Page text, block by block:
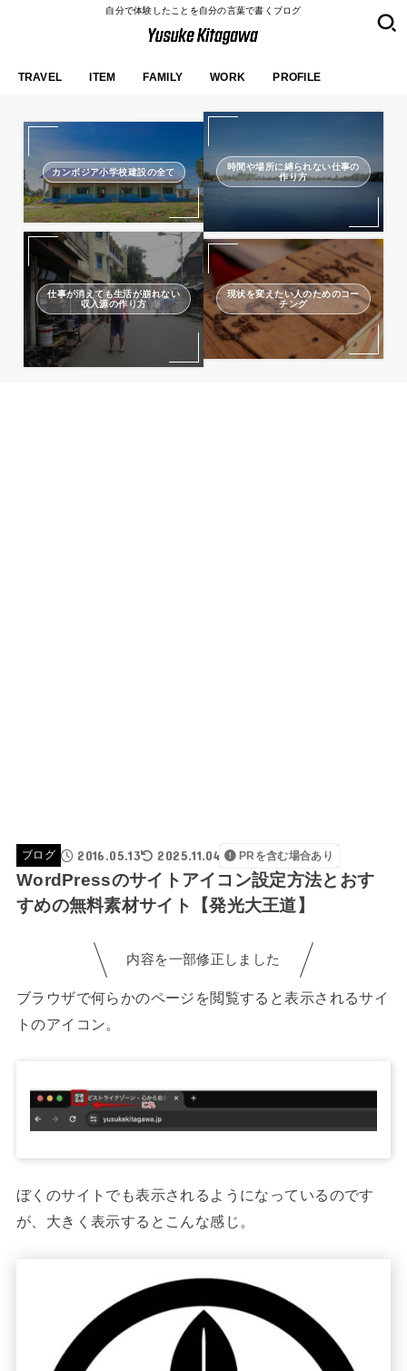
自分で体験したことを自分の言葉で書くブログ
TRAVEL ITEM FAMILY WORK PROFILE
カンボジア小学校建設の全て
時間や場所に縛られない仕事の
作り方
仕事が消えても生活が崩れない
収入源の作り方
現状を変えたい人のためのコー
チング
ブログ 2016.05.13 2025.11.04 PRを含む場合あり
WordPressのサイトアイコン設定方法とおす
すめの無料素材サイト【発光大王道】
内容を一部修正しました
ブラウザで何らかのページを閲覧すると表示されるサイ
トのアイコン。
ぼくのサイトでも表示されるようになっているのです
が、大きく表示するとこんな感じ。